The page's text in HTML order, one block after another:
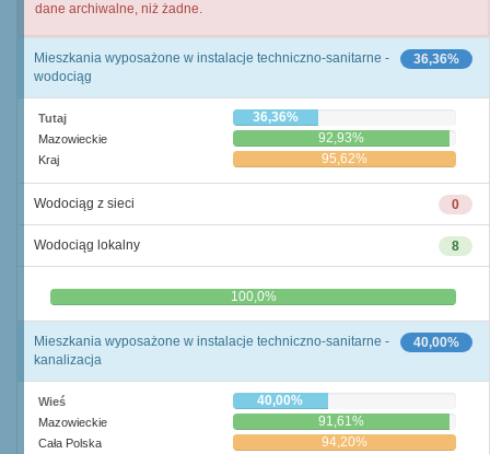
dane archiwalne, niż żadne.
36,36%
Mieszkania wyposażone w instalacje techniczno-sanitarne -
wodociąg
Tutaj 36,36%
Mazowieckie 92,93%
Kraj 95,62%
0
Wodociąg z sieci
8
Wodociąg lokalny
0,0% 100,0%
40,00%
Mieszkania wyposażone w instalacje techniczno-sanitarne -
kanalizacja
Wieś 40,00%
Mazowieckie 91,61%
Cała Polska 94,20%